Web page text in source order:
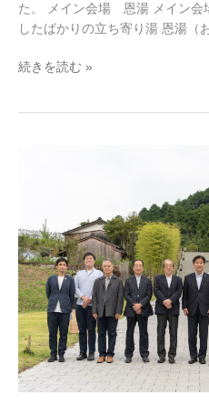
た。 メイン会場 恩湯 メイン会
したばかりの立ち寄り湯 恩湯（
続きを読む »
report：
長
門
湯
本
温
泉
「う
つ